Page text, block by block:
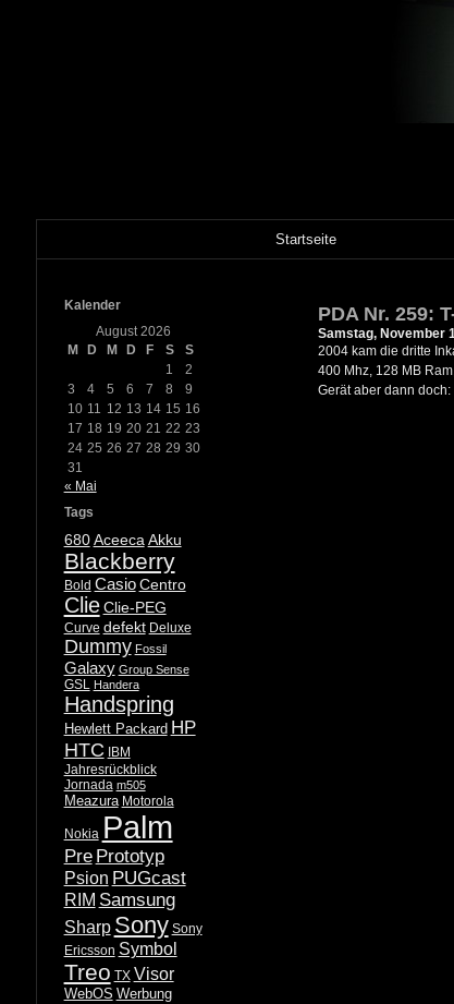
Startseite
Kalender
August 2026
M
D M D F S
S
1
2
3
4 5 6 7 8
9
10 11 12 13 14 15 16
17 18 19 20 21 22 23
24 25 26 27 28 29 30
31
« Mai
Tags
680 Aceeca Akku
Blackberry
Bold Casio Centro
Clie Clie-PEG
Curve defekt Deluxe
Dummy Fossil
Galaxy Group Sense
GSL Handera
Handspring
Hewlett Packard HP
HTC
IBM
Jahresrückblick
Jornada m505
Meazura Motorola
Nokia Palm
Pre Prototyp
Psion PUGcast
RIM Samsung
Sharp Sony Sony
Ericsson Symbol
Treo TX Visor
WebOS Werbung
PDA Nr. 259:
Samstag, November
2004 kam die dritte
400 Mhz, 128 MB
Gerät aber dann